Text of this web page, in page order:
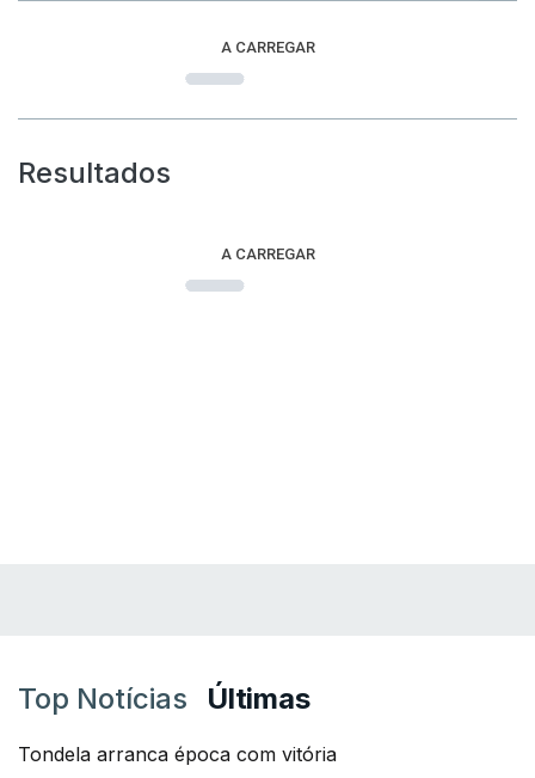
A CARREGAR
Resultados
A CARREGAR
Top Notícias Últimas
Tondela arranca época com vitória